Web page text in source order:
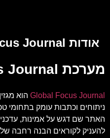
אודות Global Focus Journal
מערכת Global Focus Journal
Global Focus Journal הוא
ניתוחים וכתבות עומק בתחומי
האתר שם דגש על אמינות,
להעניק לקוראים הבנה רחבה